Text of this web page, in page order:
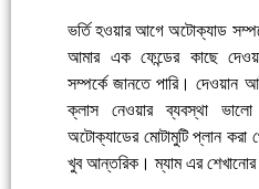
ভর্তি হওয়ার আগে অটোক্যাড
আমার এক ফেন্ডের কাছে
সম্পর্কে জানতে পারি। দেওয়ান
ক্লাস নেওয়ার ব্যবস্থা
অটোক্যাডের মোটামুটি প্লান করা
খুব আন্তরিক। ম্যাম এর